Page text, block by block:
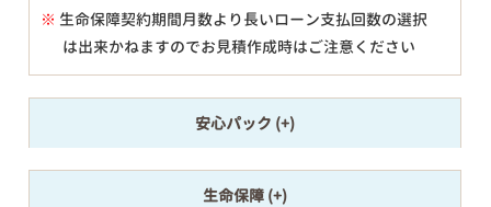
※ 生命保障契約期間月数より長いローン支払回数の選択
は出来かねますのでお見積作成時はご注意ください
安心パック
生命保障